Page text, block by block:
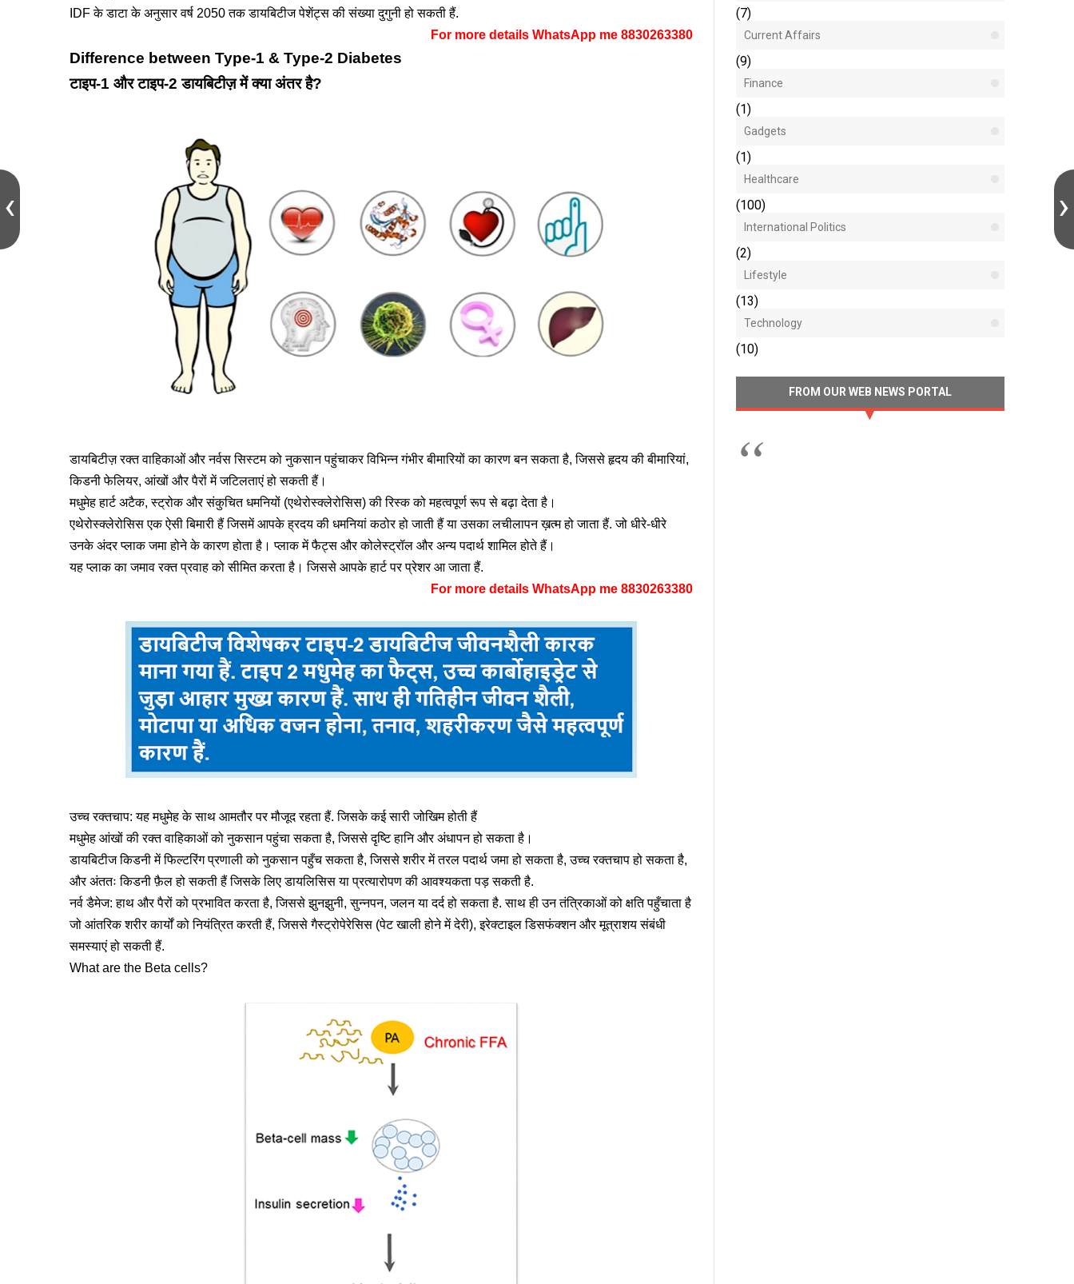
IDF के डाटा के अनुसार वर्ष 2050 तक डायबिटीज पेशेंट्स की संख्या दुगुनी हो सकती हैं.
For more details WhatsApp me 8830263380
Difference between Type-1 & Type-2 Diabetes
टाइप-1 और टाइप-2 डायबिटीज़ में क्या अंतर है?
डायबिटीज़ रक्त वाहिकाओं और नर्वस सिस्टम को नुकसान पहुंचाकर विभिन्न गंभीर बीमारियों का कारण बन सकता है, जिससे हृदय की बीमारियां,
किडनी फेलियर, आंखों और पैरों में जटिलताएं हो सकती हैं।
मधुमेह हार्ट अटैक, स्ट्रोक और संकुचित धमनियों (एथेरोस्क्लेरोसिस) की रिस्क को महत्वपूर्ण रूप से बढ़ा देता है।
एथेरोस्क्लेरोसिस एक ऐसी बिमारी हैं जिसमें आपके ह्रदय की धमनियां कठोर हो जाती हैं या उसका लचीलापन ख़त्म हो जाता हैं. जो धीरे-धीरे
उनके अंदर प्लाक जमा होने के कारण होता है। प्लाक में फैट्स और कोलेस्ट्रॉल और अन्य पदार्थ शामिल होते हैं।
यह प्लाक का जमाव रक्त प्रवाह को सीमित करता है। जिससे आपके हार्ट पर प्रेशर आ जाता हैं.
For more details WhatsApp me 8830263380
उच्च रक्तचाप: यह मधुमेह के साथ आमतौर पर मौजूद रहता हैं. जिसके कई सारी जोखिम होती हैं
मधुमेह आंखों की रक्त वाहिकाओं को नुकसान पहुंचा सकता है, जिससे दृष्टि हानि और अंधापन हो सकता है।
डायबिटीज किडनी में फिल्टरिंग प्रणाली को नुकसान पहुँच सकता है, जिससे शरीर में तरल पदार्थ जमा हो सकता है, उच्च रक्तचाप हो सकता है,
और अंततः किडनी फ़ैल हो सकती हैं जिसके लिए डायलिसिस या प्रत्यारोपण की आवश्यकता पड़ सकती है.
नर्व डैमेज: हाथ और पैरों को प्रभावित करता है, जिससे झुनझुनी, सुन्नपन, जलन या दर्द हो सकता है. साथ ही उन तंत्रिकाओं को क्षति पहुँचाता है
जो आंतरिक शरीर कार्यों को नियंत्रित करती हैं, जिससे गैस्ट्रोपेरेसिस (पेट खाली होने में देरी), इरेक्टाइल डिसफंक्शन और मूत्राशय संबंधी
समस्याएं हो सकती हैं.
What are the Beta cells?
(7)
Current Affairs
(9)
Finance
(1)
Gadgets
(1)
Healthcare
(100)
International Politics
(2)
Lifestyle
(13)
Technology
(10)
FROM OUR WEB NEWS PORTAL